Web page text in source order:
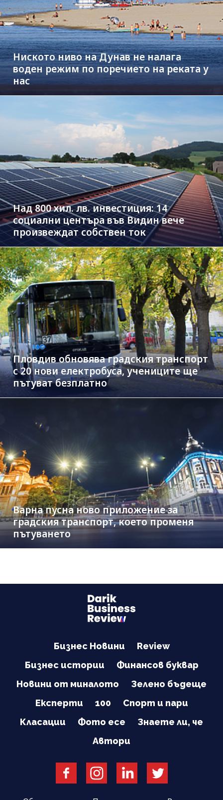
Ниското ниво на Дунав не налага
воден режим по поречието на реката у
нас
Над 800 хил. лв. инвестиция: 14
социални центъра във Видин вече
произвеждат собствен ток
Пловдив обновява градския транспорт
с 20 нови електробуса, учениците ще
пътуват безплатно
Варна пусна ново приложение за
градския транспорт, което променя
пътуването
Бизнес Новини
Review
Бизнес истории
Финансов буквар
Новини от миналото
Зелено бъдеще
Експерти
100
Спорт и пари
Класации
Фото есе
Знаете ли, че
Автори